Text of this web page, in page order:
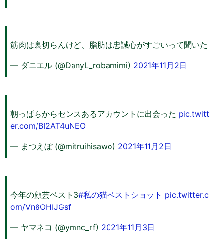
筋肉は裏切らんけど、脂肪は忠誠心がすごいって聞いた
— ダニエル (@DanyL_robamimi) 2021年11月2日
朝っぱらからセンスあるアカウントに出会った pic.twitt
er.com/BI2AT4uNEO
— まつえぼ (@mitruihisawo) 2021年11月2日
今年の顔芸ベスト3#私の猫ベストショット pic.twitter.c
om/Vn8OHIJGsf
— ヤマネコ (@ymnc_rf) 2021年11月3日